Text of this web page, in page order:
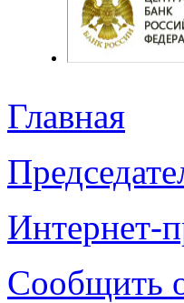
Главная
Интернет-
Сообщить